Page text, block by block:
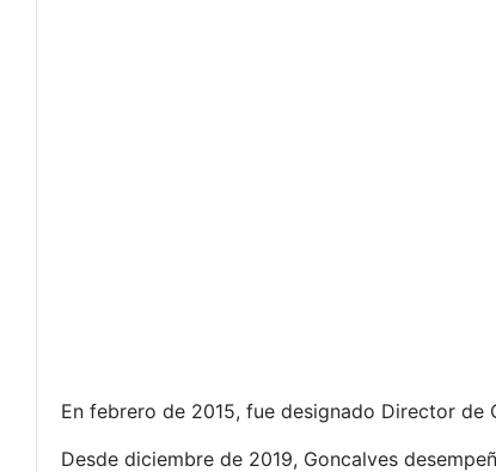
En febrero de 2015, fue designado Director de
Desde diciembre de 2019, Goncalves